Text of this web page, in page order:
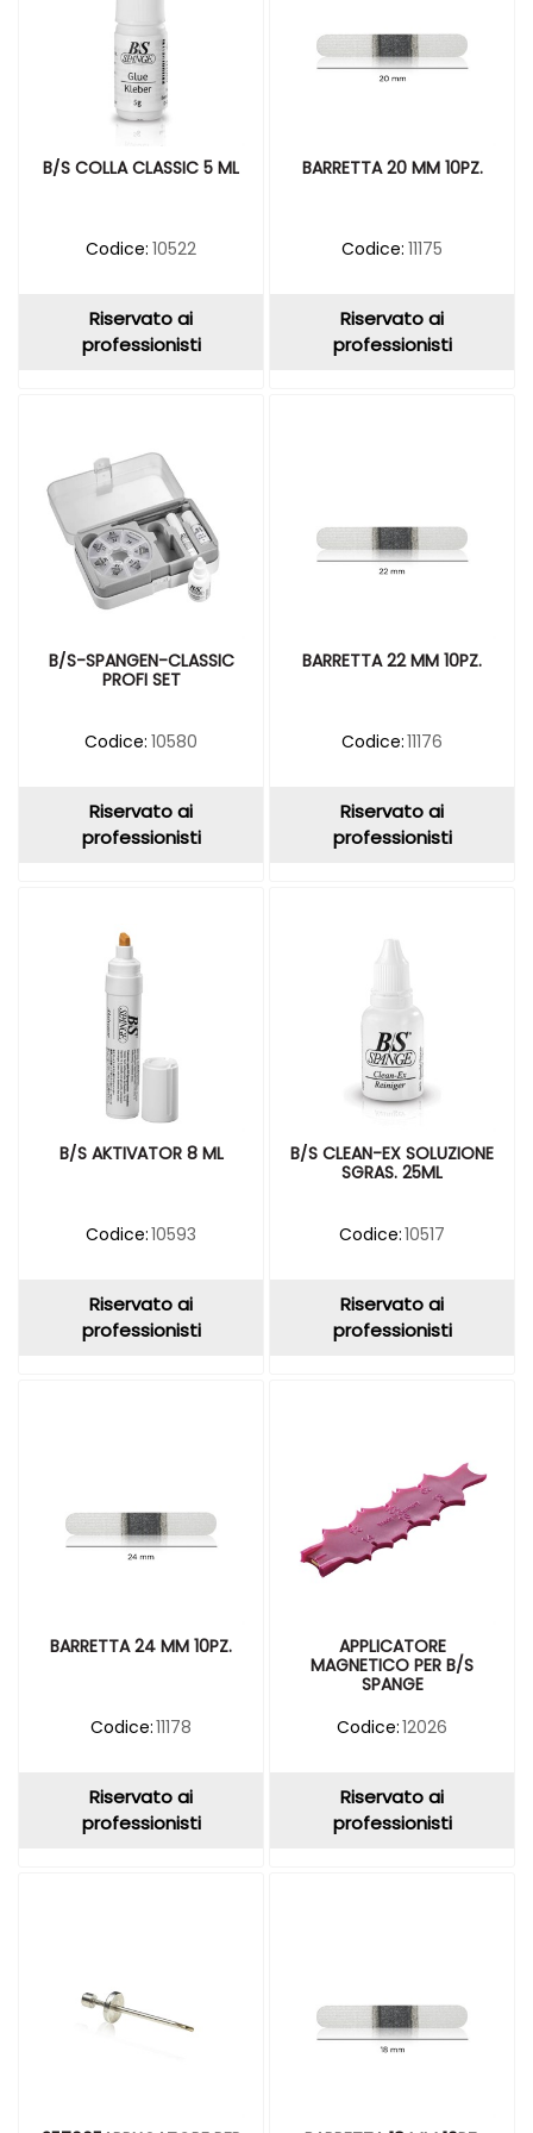
B/S COLLA CLASSIC 5 ML
Codice: 10522
Riservato ai
professionisti
BARRETTA 20 MM 10PZ.
Codice: 11175
Riservato ai
professionisti
B/S-SPANGEN-CLASSIC
PROFI SET
Codice: 10580
Riservato ai
professionisti
BARRETTA 22 MM 10PZ.
Codice:11176
Riservato ai
professionisti
B/S AKTIVATOR 8 ML
Codice:10593
Riservato ai
professionisti
B/S CLEAN-EX SOLUZIONE
SGRAS. 25ML
Codice:10517
Riservato ai
professionisti
BARRETTA 24 MM 10PZ.
Codice:11178
Riservato ai
professionisti
APPLICATORE
MAGNETICO PER B/S
SPANGE
Codice:12026
Riservato ai
professionisti